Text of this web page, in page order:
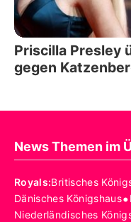
Priscilla Presley
gegen
News Themen im
Royals:Britisches
Dänisches Königshaus•
Niederländisches